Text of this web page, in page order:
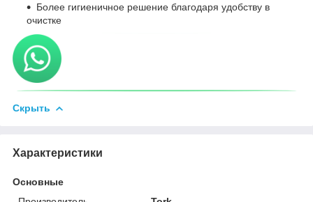
Более гигиеничное решение благодаря удобству в
очистке
Скрыть
Характеристики
Основные